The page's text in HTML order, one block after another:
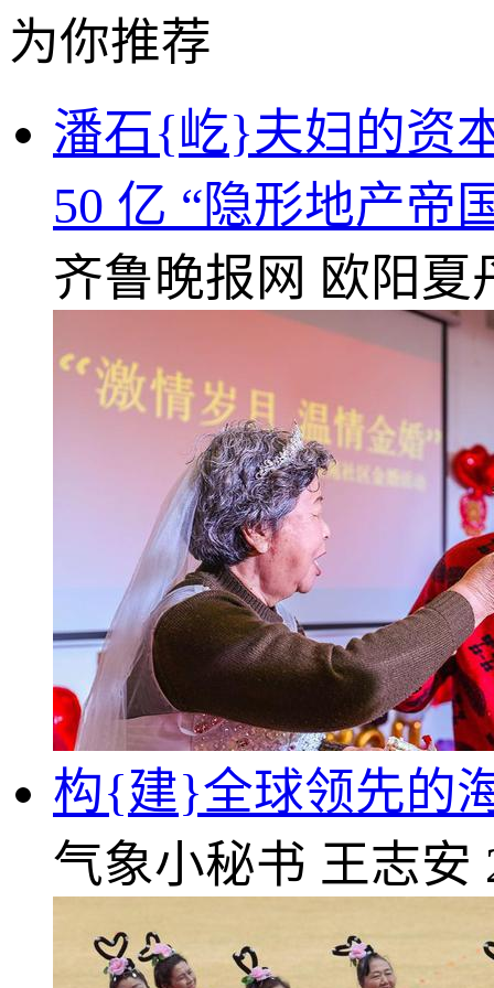
为你推荐
潘石{屹}夫妇的资
50 亿 “隐形地产帝
齐鲁晚报网 欧阳夏
构{建}全球领先的
气象小秘书 王志安